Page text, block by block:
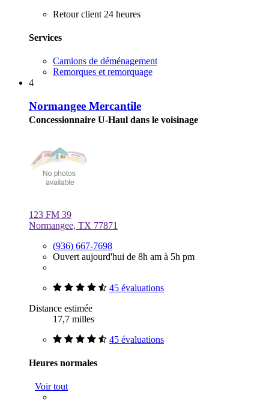
Retour client 24 heures
Services
Camions de déménagement
Remorques et remorquage
4
Normangee Mercantile
Concessionnaire U-Haul dans le voisinage
123 FM 39
Normangee, TX 77871
(936) 667-7698
Ouvert aujourd'hui de 8h am à 5h pm
45 évaluations
Distance estimée
17,7 milles
45 évaluations
Heures normales
Voir tout